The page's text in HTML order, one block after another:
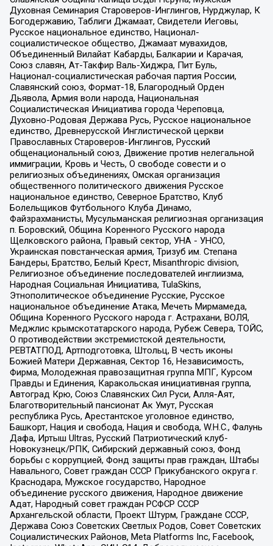
Духовная Семинария Староверов-Инглингов, Нурджулар, К
Богодержавию, Таблиги Джамаат, Свидетели Иеговы,
Русское национальное единство, Национал-
социалистическое общество, Джамаат мувахидов,
Объединенный Вилайат Кабарды, Балкарии и Карачая,
Союз славян, Ат-Такфир Валь-Хиджра, Пит Буль,
Национал-социалистическая рабочая партия России,
Славянский союз, Формат-18, Благородный Орден
Дьявола, Армия воли народа, Национальная
Социалистическая Инициатива города Череповца,
Духовно-Родовая Держава Русь, Русское национальное
единство, Древнерусской Инглистической церкви
Православных Староверов-Инглингов, Русский
общенациональный союз, Движение против нелегальной
иммиграции, Кровь и Честь, О свободе совести и о
религиозных объединениях, Омская организация
общественного политического движения Русское
национальное единство, Северное Братство, Клуб
Болельщиков Футбольного Клуба Динамо,
Файзрахманисты, Мусульманская религиозная организация
п. Боровский, Община Коренного Русского народа
Щелковского района, Правый сектор, УНА - УНСО,
Украинская повстанческая армия, Тризуб им. Степана
Бандеры, Братство, Белый Крест, Misanthropic division,
Религиозное объединение последователей инглиизма,
Народная Социальная Инициатива, TulaSkins,
Этнополитическое объединение Русские, Русское
национальное объединение Атака, Мечеть Мирмамеда,
Община Коренного Русского народа г. Астрахани, ВОЛЯ,
Меджлис крымскотатарского народа, Рубеж Севера, ТОЙС,
О противодействии экстремистской деятельности,
РЕВТАТПОД, Артподготовка, Штольц, В честь иконы
Божией Матери Державная, Сектор 16, Независимость,
Фирма, Молодежная правозащитная группа МПГ, Курсом
Правды и Единения, Каракольская инициативная группа,
Автоград Крю, Союз Славянских Сил Руси, Алля-Аят,
Благотворительный пансионат Ак Умут, Русская
республика Русь, Арестантское уголовное единство,
Башкорт, Нация и свобода, Нация и свобода, W.H.С., Фалунь
Дафа, Иртыш Ultras, Русский Патриотический клуб-
Новокузнецк/РПК, Сибирский державный союз, Фонд
борьбы с коррупцией, Фонд защиты прав граждан, Штабы
Навального, Совет граждан СССР Прикубанского округа г.
Краснодара, Мужское государство, Народное
объединение русского движения, Народное движение
Адат, Народный совет граждан РСФСР СССР
Архангельской области, Проект Штурм, Граждане СССР,
Держава Союз Советских Светлых Родов, Совет Советских
Социалистических Районов, Meta Platforms Inc, Facebook,